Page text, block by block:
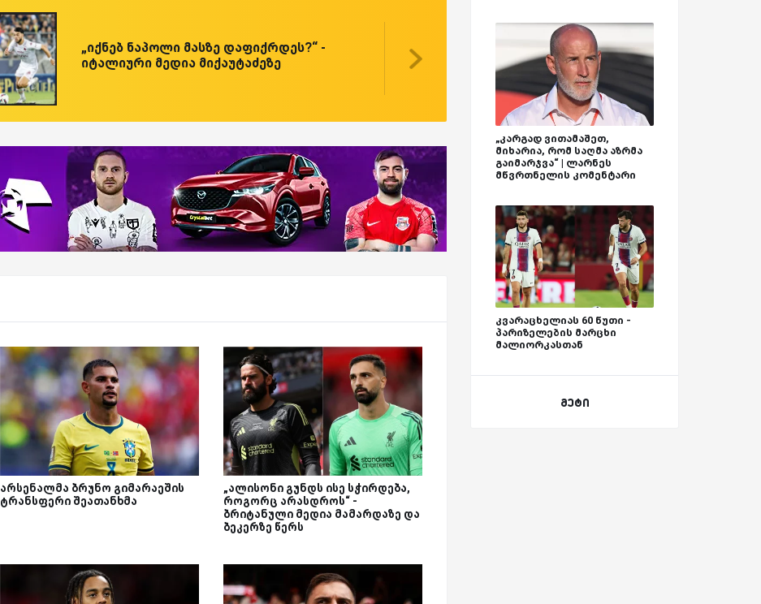
„იქნებ ნაპოლი მასზე დაფიქრდეს?“ -
იტალიური მედია მიქაუტაძეზე
არსენალმა ბრუნო გიმარაეშის
ტრანსფერი შეათანხმა
„ალისონი გუნდს ისე სჭირდება,
როგორც არასდროს“ -
ბრიტანული მედია მამარდაზე და
ბეკერზე წერს
„კარგად ვითამაშეთ,
მიხარია, რომ საღმა აზრმა
გაიმარჯვა“ | ლარნეს
მწვრთნელის კომენტარი
კვარაცხელიას 60 წუთი -
პარიზელების მარცხი
მალიორკასთან
მეტი